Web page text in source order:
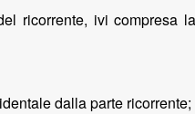
ricorrente, ivi compresa
dalla parte ricorrente;